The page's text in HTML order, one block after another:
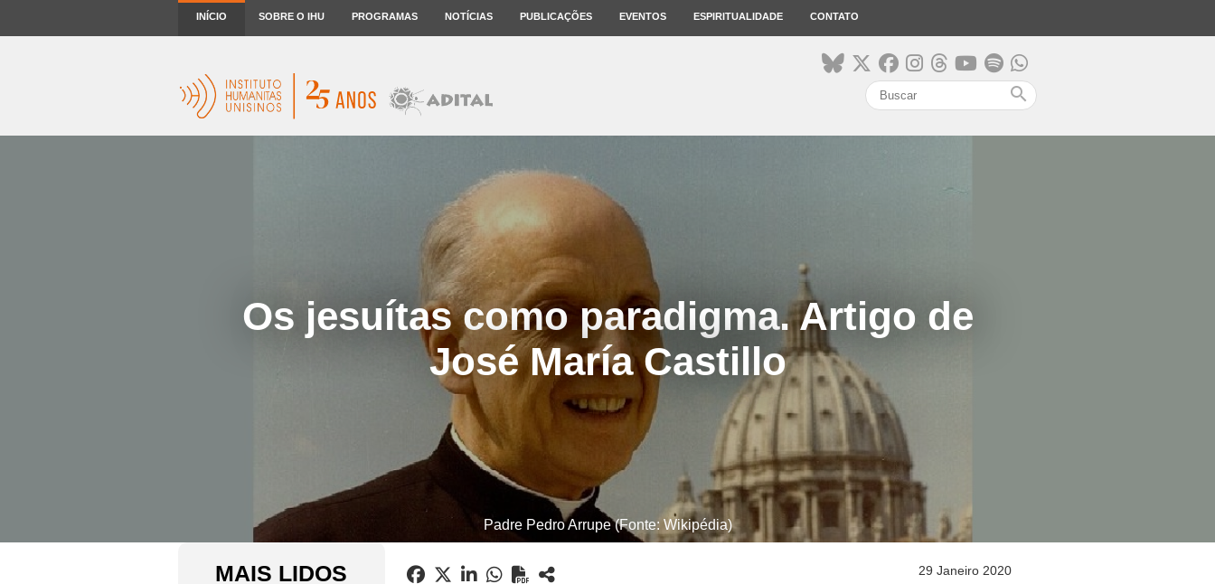
INÍCIO SOBRE O IHU PROGRAMAS NOTÍCIAS PUBLICAÇÕES EVENTOS ESPIRITUALIDADE CONTATO
search
Os jesuítas como paradigma. Artigo de
José María Castillo
Padre Pedro Arrupe (Fonte: Wikipédia)
MAIS LIDOS 29 Janeiro 2020